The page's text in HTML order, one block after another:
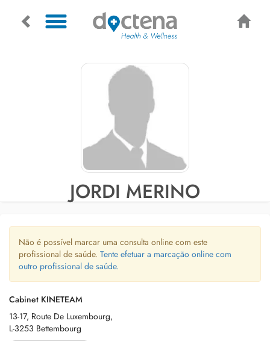
JORDI MERINO
Não é possível marcar uma consulta online com este
profissional de saúde. Tente efetuar a marcação online com
outro profissional de saúde.
Cabinet KINETEAM
13-17, Route De Luxembourg,
L-3253 Bettembourg